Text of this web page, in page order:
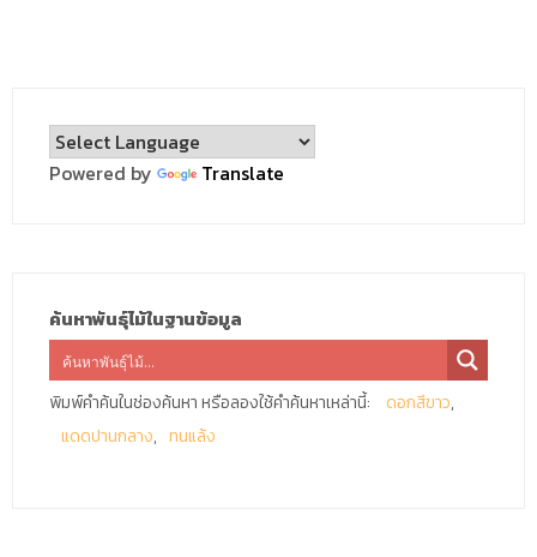
Powered by Translate
ค้นหาพันธุ์ไม้ในฐานข้อมูล
พิมพ์คำค้นในช่องค้นหา หรือลองใช้คำค้นหาเหล่านี้:
ดอกสีขาว
แดดปานกลาง
ทนแล้ง